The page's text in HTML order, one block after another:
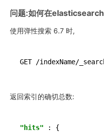
问题:如何在
使用弹性搜索 6.7 时,
返回索引的确切总数:
"hits" : {